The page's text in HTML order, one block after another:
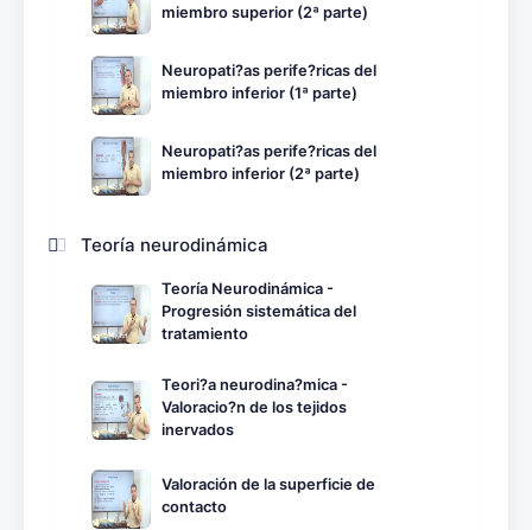
miembro superior (2ª parte)
Neuropati?as perife?ricas del
miembro inferior (1ª parte)
Neuropati?as perife?ricas del
miembro inferior (2ª parte)
Teoría neurodinámica
Teoría Neurodinámica -
Progresión sistemática del
tratamiento
Teori?a neurodina?mica -
Valoracio?n de los tejidos
inervados
Valoración de la superficie de
contacto